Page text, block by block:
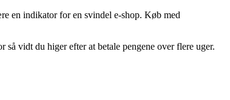
en indikator for en svindel e-shop. Køb med
vidt du higer efter at betale pengene over flere uger.